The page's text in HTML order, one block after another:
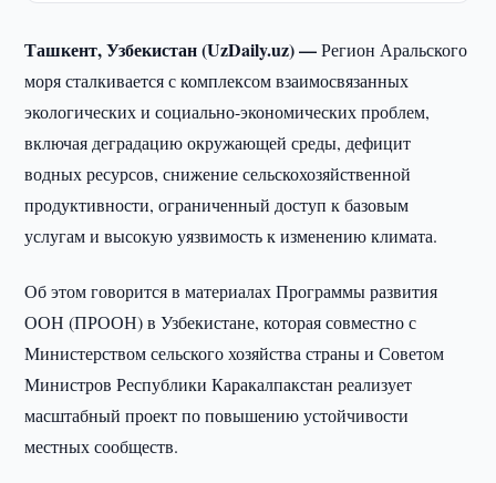
Ташкент, Узбекистан (UzDaily.uz) —Регион Аральского
моря сталкивается с комплексом взаимосвязанных
экологических и социально-экономических проблем,
включая деградацию окружающей среды, дефицит
водных ресурсов, снижение сельскохозяйственной
продуктивности, ограниченный доступ к базовым
услугам и высокую уязвимость к изменению климата.
Об этом говорится в материалах Программы развития
ООН (ПРООН) в Узбекистане, которая совместно с
Министерством сельского хозяйства страны и Советом
Министров Республики Каракалпакстан реализует
масштабный проект по повышению устойчивости
местных сообществ.